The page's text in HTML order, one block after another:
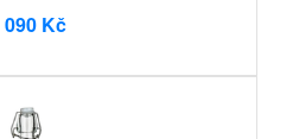
090 Kč